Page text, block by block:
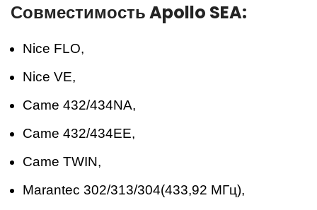
Совместимость Apollo SEA:
Nice FLO,
Nice VE,
Came 432/434NA,
Came 432/434EE,
Came TWIN,
Marantec 302/313/304(433,92 МГц),